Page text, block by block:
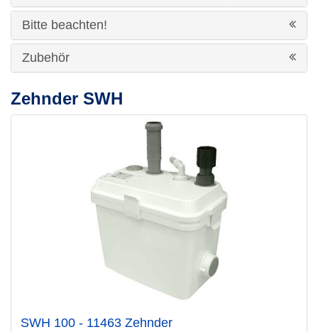
Bitte beachten!
Zubehör
Zehnder SWH
SWH 100 - 11463 Zehnder